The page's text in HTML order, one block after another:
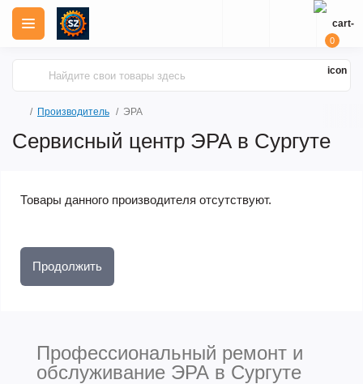
0
Производитель ЭРА
Сервисный центр ЭРА в Сургуте
Товары данного производителя отсутствуют.
Продолжить
Профессиональный ремонт и
обслуживание ЭРА в Сургуте